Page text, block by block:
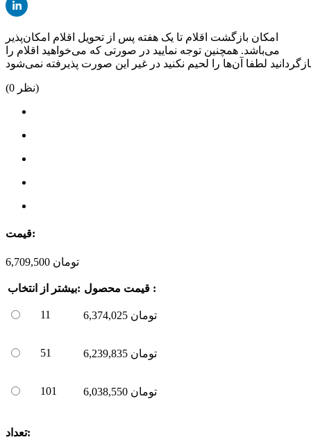
امکان بازگشت اقلام تا یک هفته پس از تحویل اقلام امکان‌پذیر
می‌باشد. همچنین توجه نمایید در صورتی که می‌خواهید اقلام را
(0 نظر)
قیمت:
6,709,500 تومان
انتخاب بیشتر از: قیمت محصول :
11 6,374,025 تومان
51 6,239,835 تومان
101 6,038,550 تومان
تعداد: